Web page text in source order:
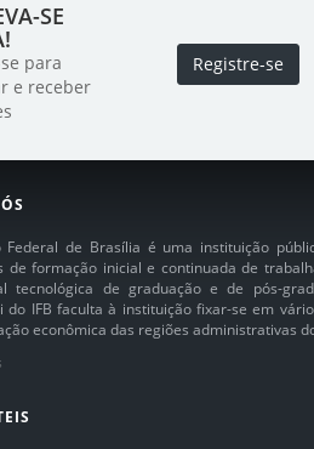
SE
para
e receber
Registre-se
Federal de Brasília é uma instituição
de formação inicial e continuada de
tecnológica de graduação e de pós-
do IFB faculta à instituição fixar-se em
econômica das regiões administrativas